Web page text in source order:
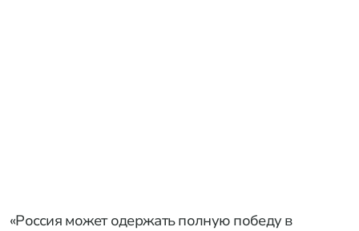
«Россия может одержать полную победу в